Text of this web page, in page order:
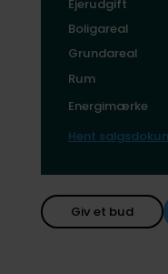
Ejerudgift
Boligareal
Grundareal
Rum
Energimærke
Hent
Giv et bud